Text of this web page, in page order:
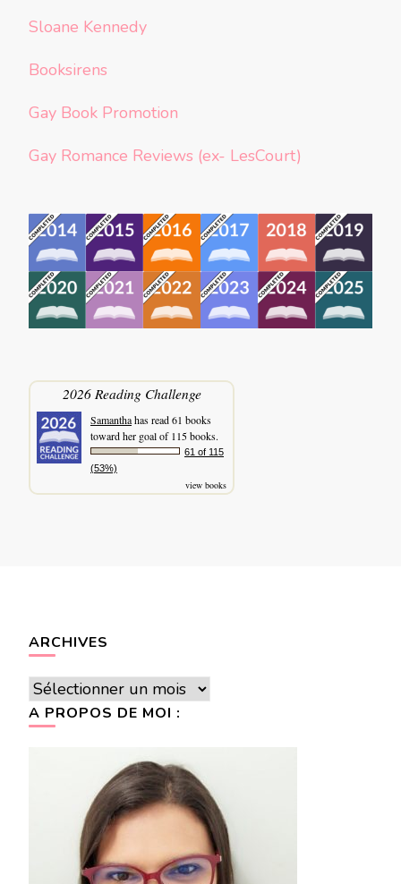
Sloane Kennedy
Booksirens
Gay Book Promotion
Gay Romance Reviews (ex- LesCourt)
2026 Reading Challenge
Samanthahas read 61 books
toward her goal of 115 books.
61 of 115
(53%)
view books
ARCHIVES
Archives
A PROPOS DE MOI :